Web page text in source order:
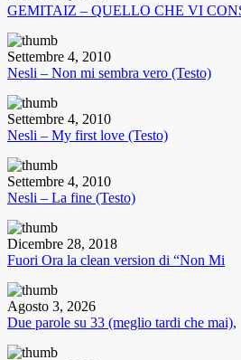
GEMITAIZ – QUELLO CHE VI
Settembre 4, 2010
Nesli – Non mi sembra vero (Testo)
Settembre 4, 2010
Nesli – My first love (Testo)
Settembre 4, 2010
Nesli – La fine (Testo)
Dicembre 28, 2018
Fuori Ora la clean version di “Non Mi
Agosto 3, 2026
Due parole su 33 (meglio tardi che mai),